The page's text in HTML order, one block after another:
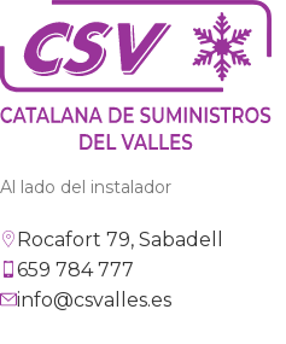
Al lado del instalador
Rocafort 79, Sabadell
659 784 777
info@csvalles.es